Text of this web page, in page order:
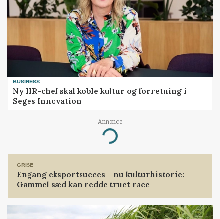
BUSINESS
Ny HR-chef skal koble kultur og forretning i
Seges Innovation
Annonce
Loading...
GRISE
Engang eksportsucces – nu kulturhistorie:
Gammel sæd kan redde truet race